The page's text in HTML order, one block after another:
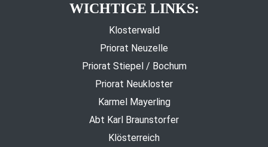
WICHTIGE LINKS:
Klosterwald
Priorat Neuzelle
Priorat Stiepel / Bochum
Priorat Neukloster
Karmel Mayerling
Abt Karl Braunstorfer
Klösterreich